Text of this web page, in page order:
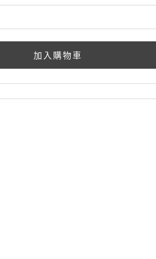
加入購物車